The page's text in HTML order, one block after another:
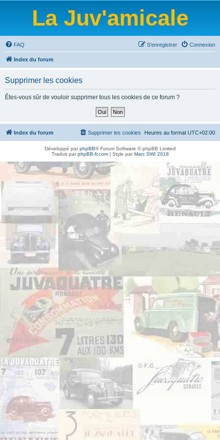
La Juv'amicale
FAQ Connexion
S’enregistrer
Index du forum
Supprimer les cookies
Êtes-vous sûr de vouloir supprimer tous les cookies de ce forum ?
Index du forum Heures au format UTC+02:00
Supprimer les cookies
Développé parphpBB® Forum Software © phpBB Limited
Traduit parphpBB-fr.com| Style parMarc SWI 2018